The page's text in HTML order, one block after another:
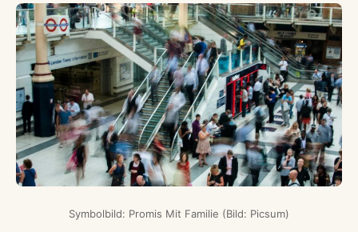
Symbolbild: Promis Mit Familie (Bild: Picsum)